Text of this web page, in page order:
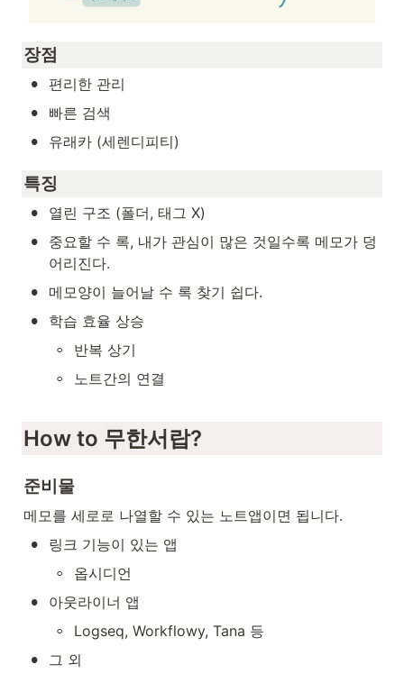
장점
• 편리한 관리
• 빠른 검색
• 유래카 (세렌디피티)
특징
• 열린 구조 (폴더, 태그 X)
•
중요할 수 록, 내가 관심이 많은 것일수록 메모가 덩
어리진다.
• 메모양이 늘어날 수 록 찾기 쉽다.
• 학습 효율 상승
◦ 반복 상기
◦ 노트간의 연결
How to 무한서랍?
준비물
메모를 세로로 나열할 수 있는 노트앱이면 됩니다.
• 링크 기능이 있는 앱
◦ 옵시디언
• 아웃라이너 앱
◦ Logseq, Workflowy, Tana 등
• 그 외